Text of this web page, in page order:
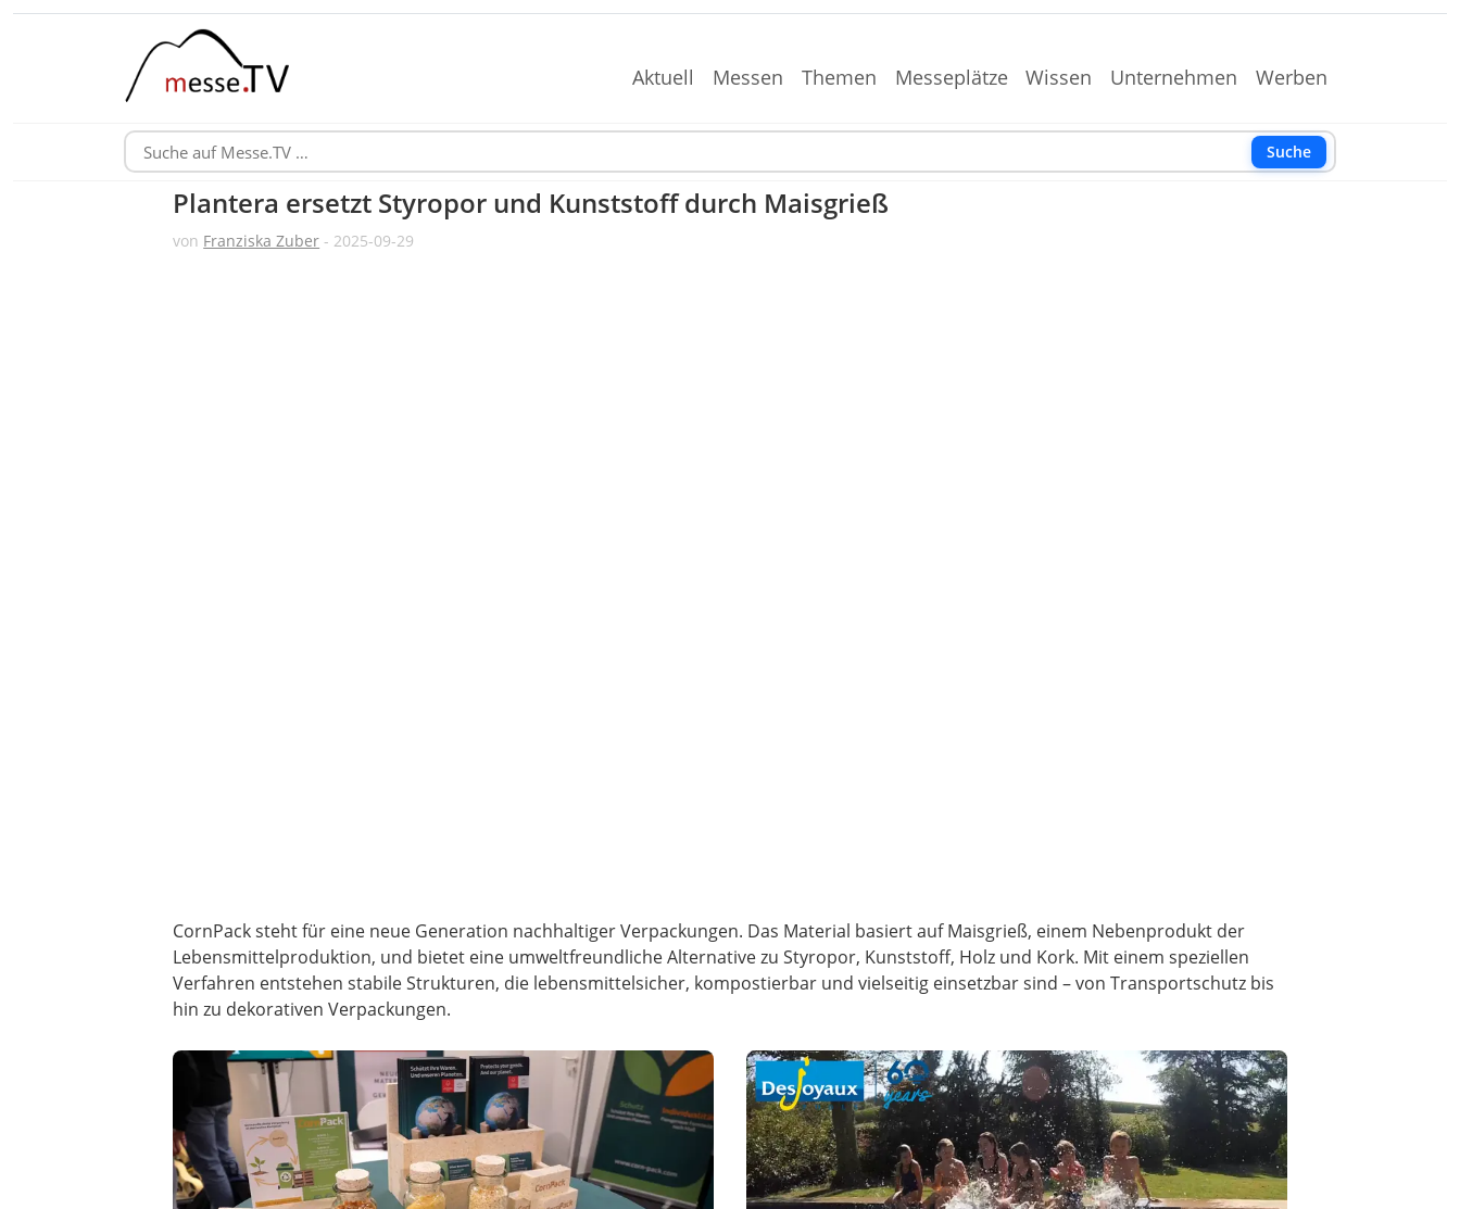
Aktuell Messen Themen Messeplätze Wissen Unternehmen Werben
Suche
Plantera ersetzt Styropor und Kunststoff durch Maisgrieß
von Franziska Zuber - 2025-09-29
CornPack steht für eine neue Generation nachhaltiger Verpackungen. Das Material basiert auf Maisgrieß, einem Nebenprodukt der
Lebensmittelproduktion, und bietet eine umweltfreundliche Alternative zu Styropor, Kunststoff, Holz und Kork. Mit einem speziellen
Verfahren entstehen stabile Strukturen, die lebensmittelsicher, kompostierbar und vielseitig einsetzbar sind – von Transportschutz bis
hin zu dekorativen Verpackungen.